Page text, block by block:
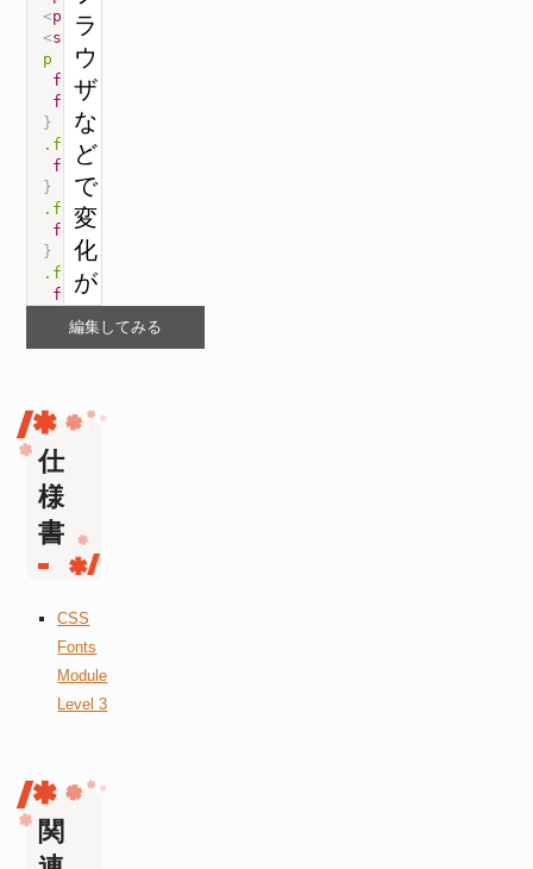
<p class
<style
p
font-family
font-size
}
.font-size-adjust-1
font-size-adjust
}
.font-size-adjust-2
font-size-adjust
}
.font-size-adjust-3
font-size-adjust
style>
編集してみる
仕
様
書
CSS
Fonts
Module
Level 3
関